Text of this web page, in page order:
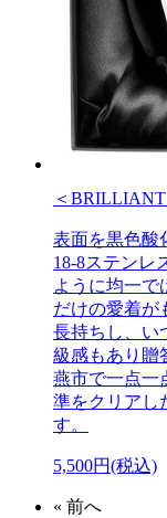
＜
表面を黒色酸
18-8ステンレ
ように均一で
だけの愛着が
長持ちし、い
級感もあり贈
燕市で一点一
準をクリアし
す。
5,500円(税込)
« 前へ